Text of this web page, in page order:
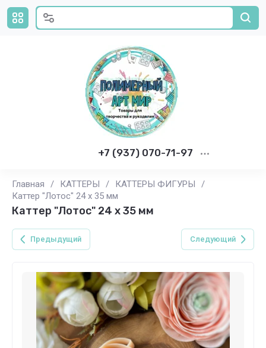
+7 (937) 070-71-97
Главная / КАТТЕРЫ / КАТТЕРЫ ФИГУРЫ
/
Каттер "Лотос" 24 х 35 мм
Каттер "Лотос" 24 х 35 мм
Предыдущий Следующий